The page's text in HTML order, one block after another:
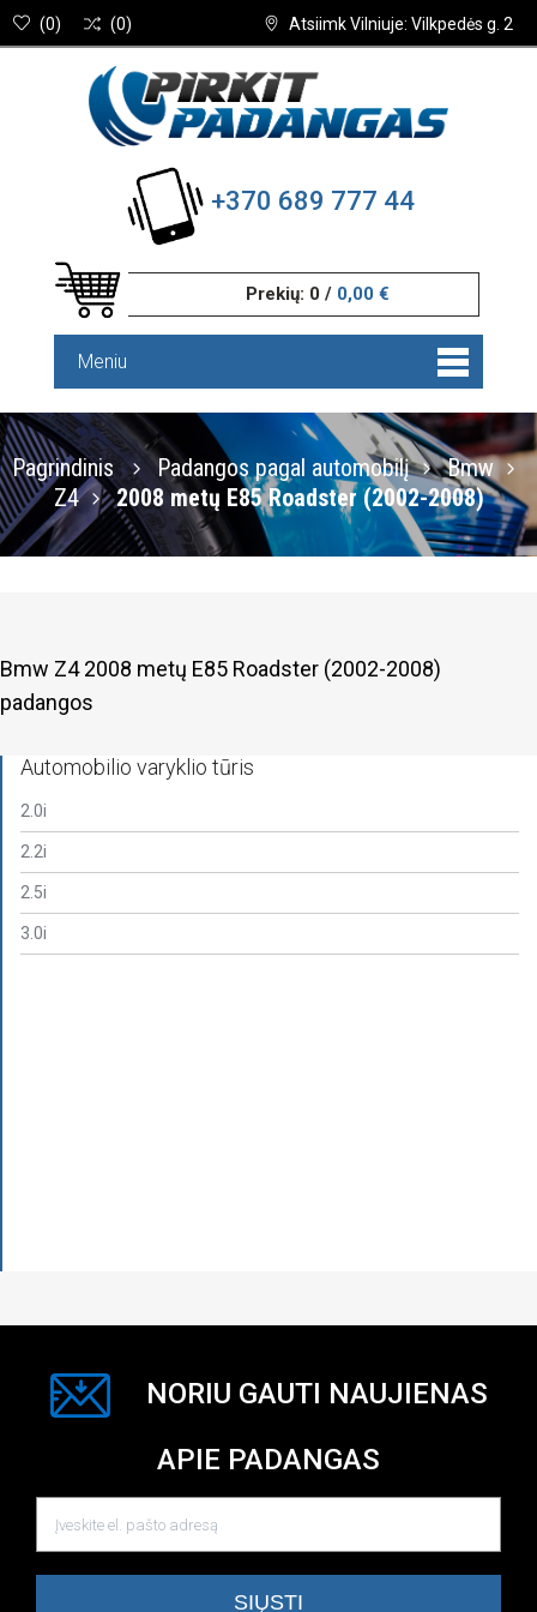
Atsiimk Vilniuje: Vilkpedės g. 2
(0) (0)
+370 689 777 44
Prekių: 0 / 0,00 €
Meniu
Pagrindinis Padangos pagal automobilį
Bmw
Z4
2008 metų E85 Roadster (2002-2008)
Bmw Z4 2008 metų E85 Roadster (2002-2008)
padangos
Automobilio varyklio tūris
2.0i
2.2i
2.5i
3.0i
NORIU GAUTI NAUJIENAS
APIE PADANGAS